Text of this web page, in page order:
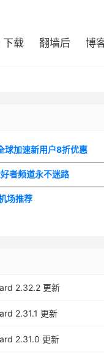
下载 翻墙后 博
加速新用户8折优惠
者频道永不迷路
场推荐
2.32.2 更新
2.31.1 更新
2.31.0 更新